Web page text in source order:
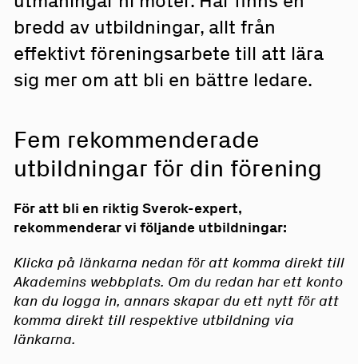
bredd av utbildningar, allt från
effektivt föreningsarbete till att lära
sig mer om att bli en bättre ledare.
Fem rekommenderade
utbildningar för din förening
För att bli en riktig Sverok-expert,
rekommenderar vi följande utbildningar:
Klicka på länkarna nedan för att komma direkt till
Akademins webbplats. Om du redan har ett konto
kan du logga in, annars skapar du ett nytt för att
komma direkt till respektive utbildning via
länkarna.